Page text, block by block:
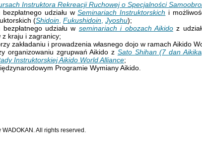
Instruktora Rekreacji Ruchowej o Specjalności
udziału wSeminariach Instruktorskich i
(Shidoin Fukushidoin Jyoshu);
udziału w seminariach i obozach Aikidoz
z kraju i zagranicy;
zakładaniu i prowadzenia własnego dojo w ramach Aikido
organizowaniu zgrupwań Aikido z Sato Shihan (7 dan
Instruktorskiej Aikido World Alliance;
Programie Wymiany Aikido.
All rights reserved.